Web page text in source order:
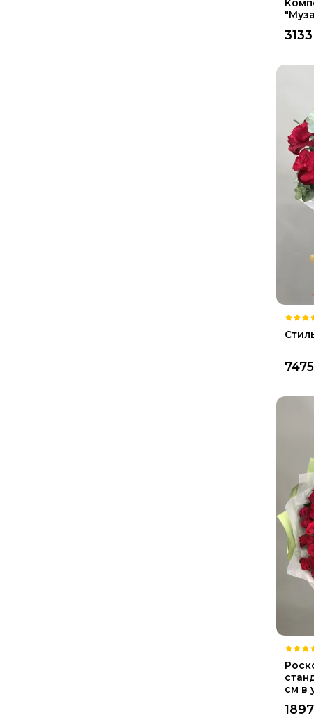
3133
7475
см в